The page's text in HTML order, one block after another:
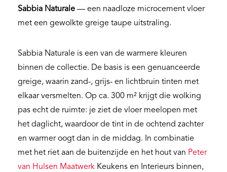
Sabbia Naturale — een naadloze microcement vloer
met een gewolkte greige taupe uitstraling.
Sabbia Naturale is een van de warmere kleuren
binnen de collectie. De basis is een genuanceerde
greige, waarin zand-, grijs- en lichtbruin tinten met
elkaar versmelten. Op ca. 300 m² krijgt die wolking
pas echt de ruimte: je ziet de vloer meelopen met
het daglicht, waardoor de tint in de ochtend zachter
en warmer oogt dan in de middag. In combinatie
met het riet aan de buitenzijde en het hout van Peter
van Hulsen Maatwerk Keukens en Interieurs binnen,